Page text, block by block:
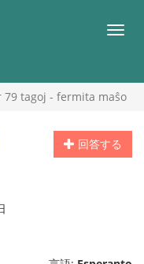
メ
79 tagoj - fermita maŝo
回答する